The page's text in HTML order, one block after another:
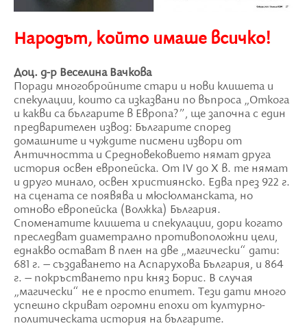
Народът, който имаше всичко!
Доц. д-р Веселина Вачкова
Поради многобройните стари и нови клишета и
спекулации, които са изказвани по въпроса „Откога
и какви са българите в Европа?”, ще започна с един
предварителен извод: Българите според
домашните и чуждите писмени извори от
Античността и Средновековието нямат друга
история освен европейска. От IV до X в. те нямат
и друго минало, освен християнско. Едва през 922 г.
на сцената се появява и мюсюлманската, но
отново европейска (Волжка) България.
Споменатите клишета и спекулации, дори когато
преследват диаметрално противоположни цели,
еднакво остават в плен на две „магически“ дати:
681 г. – създаването на Аспарухова България, и 864
г. – покръстването при княз Борис. В случая
„магически“ не е просто епитет. Тези дати много
успешно скриват огромни епохи от културно-
политическата история на българите.